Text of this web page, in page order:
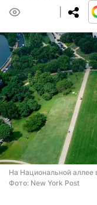
На Национальной аллее
Фото: New York Post